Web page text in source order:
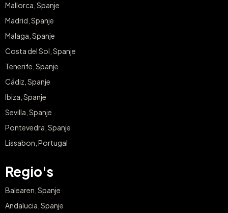
Mallorca, Spanje
Madrid, Spanje
Malaga, Spanje
Costa del Sol, Spanje
Tenerife, Spanje
Cádiz, Spanje
Ibiza, Spanje
Sevilla, Spanje
Pontevedra, Spanje
Lissabon, Portugal
Regio's
Balearen, Spanje
Andalucia, Spanje